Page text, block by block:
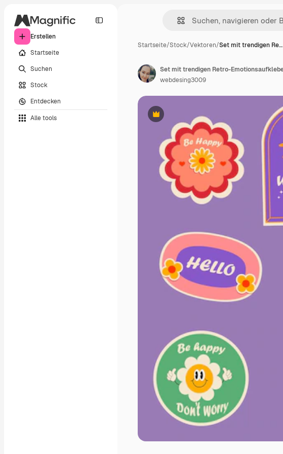
Erstellen
Startseite
Suchen
Stock
Entdecken
Alle tools
Startseite/Stock/Vektoren/Set mit trendigen Re…
Premium
webdesing3009